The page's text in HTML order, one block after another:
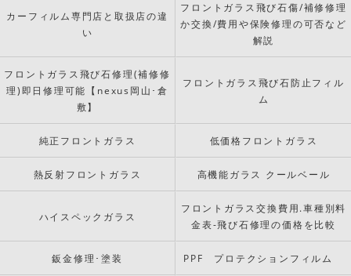
カーフィルム専門店と取扱店の違
い
フロントガラス飛び石傷/補修修理
か交換/費用や保険修理の可否など
解説
フロントガラス飛び石修理(補修修
理)即日修理可能【nexus岡山･倉
敷】
フロントガラス飛び石防止フィル
ム
純正フロントガラス 低価格フロントガラス
熱反射フロントガラス 高機能ガラス クールベール
ハイスペックガラス
フロントガラス交換費用.車種別料
金表-飛び石修理の価格を比較
鈑金修理･塗装 PPF プロテクションフィルム